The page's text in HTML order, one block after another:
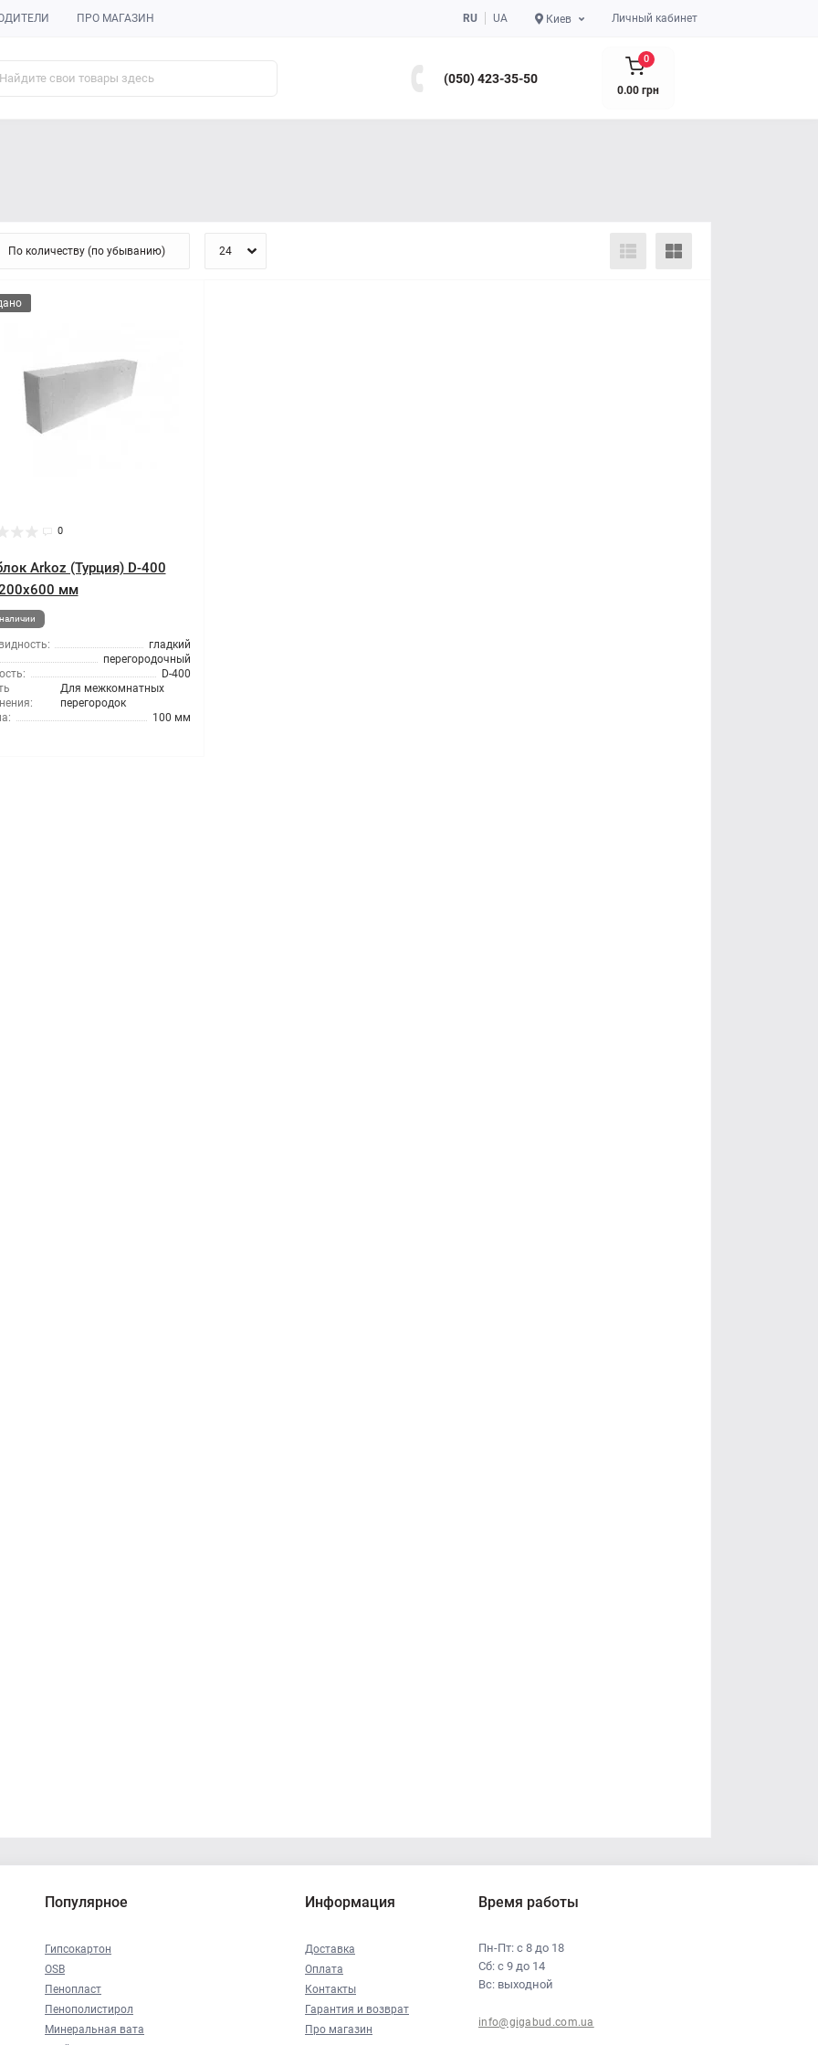
ПРО МАГАЗИН RU UA Киев Личный кабинет
(050) 423-35-50
0
0.00 грн
0
Arkoz (Турция) D-400
мм
гладкий
перегородочный
D-400
Для межкомнатных
перегородок
100 мм
Популярное
Гипсокартон
OSB
Пенопласт
Пенополистирол
Минеральная вата
Информация
Доставка
Оплата
Контакты
Гарантия и возврат
Про магазин
Время работы
Пн-Пт: с 8 до 18
Сб: с 9 до 14
Вс: выходной
info@gigabud.com.ua